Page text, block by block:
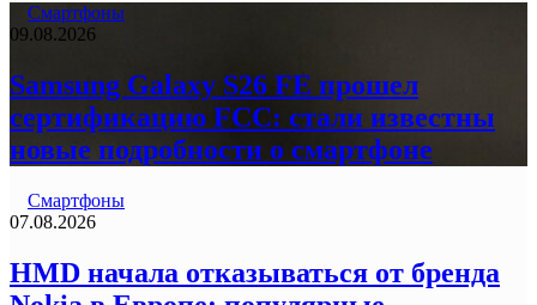
Смартфоны
09.08.2026
Samsung Galaxy S26 FE прошел
сертификацию FCC: стали известны
новые подробности о смартфоне
Смартфоны
07.08.2026
HMD начала отказываться от бренда